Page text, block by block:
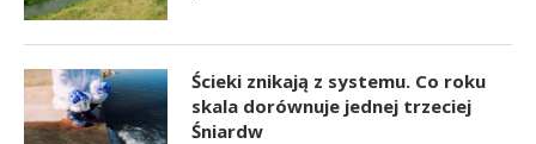
Ścieki znikają z systemu. Co roku
skala dorównuje jednej trzeciej
Śniardw